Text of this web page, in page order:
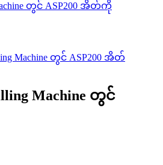
Machine တွင်